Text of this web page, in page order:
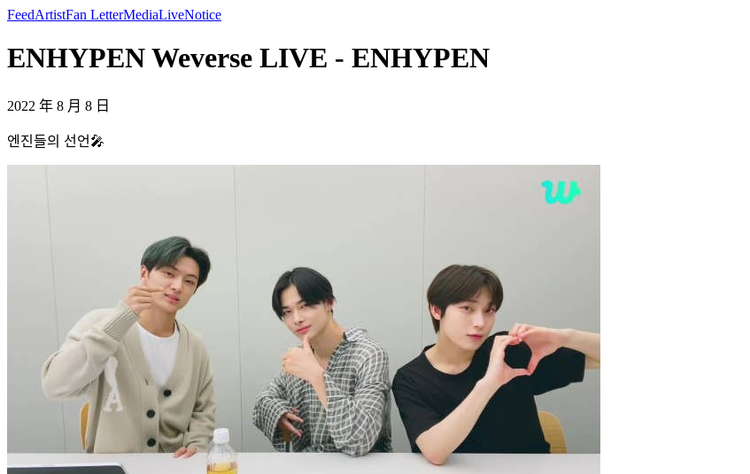
FeedArtistFan LetterMediaLiveNotice
ENHYPEN Weverse LIVE - ENHYPEN
2022 年 8 月 8 日
엔진들의 선언🎤